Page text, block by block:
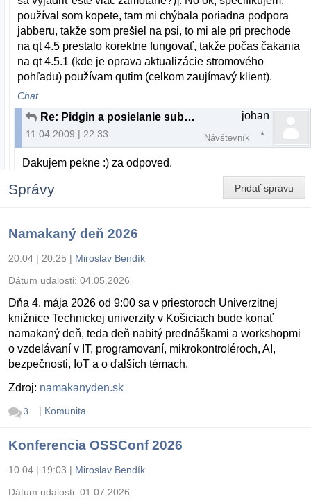
používal som kopete, tam mi chýbala poriadna podpora
jabberu, takže som prešiel na psi, to mi ale pri prechode
na qt 4.5 prestalo korektne fungovať, takže počas čakania
na qt 4.5.1 (kde je oprava aktualizácie stromového
pohľadu) používam qutim (celkom zaujímavý klient).
Chat
Re: Pidgin a posielanie suborov
11.04.2009 | 22:33
johan
Návštevník
Dakujem pekne :) za odpoved.
Pridať správu
Správy
Namakaný deň 2026
20.04 | 20:25 | Miroslav Bendík
Dátum udalosti: 04.05.2026
Dňa 4. mája 2026 od 9:00 sa v priestoroch Univerzitnej
knižnice Technickej univerzity v Košiciach bude konať
namakaný deň, teda deň nabitý prednáškami a workshopmi
o vzdelávaní v IT, programovaní, mikrokontroléroch, AI,
bezpečnosti, IoT a o ďalších témach.
Zdroj: namakanyden.sk
3 | Komunita
Konferencia OSSConf 2026
10.04 | 19:03 | Miroslav Bendík
Dátum udalosti: 01.07.2026